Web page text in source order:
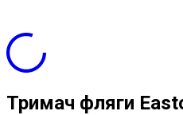
Тримач фляги